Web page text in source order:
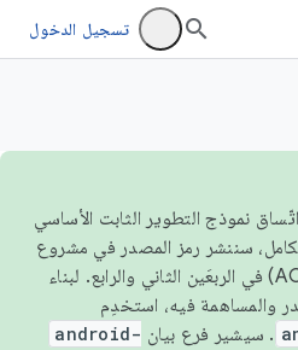
تسجيل الدخول
2026، ولضمان اتّساق نموذج التطوير الثابت الأساسي
سننشر رمز المصدر في مشروع
Android مفتوح المصدر (AOSP) في الربعَين الثاني والرابع. لبناء
. سيشير فرع بيان android-